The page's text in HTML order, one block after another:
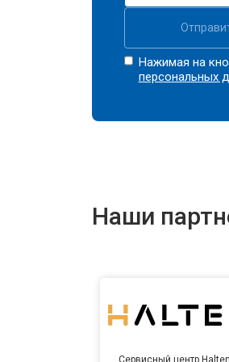
Нажимая на
персональных
Наши
Сервисный центр